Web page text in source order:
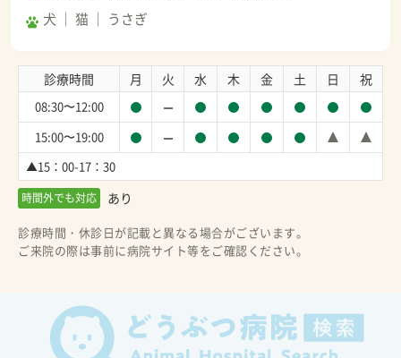
犬 猫 うさぎ
診療時間 月 火 水 木 金 土 日 祝
08:30〜12:00
15:00〜19:00
▲15：00-17：30
時間外でも対応 あり
診療時間・休診日が記載と異なる場合がございます。
ご来院の際は事前に病院サイト等をご確認ください。